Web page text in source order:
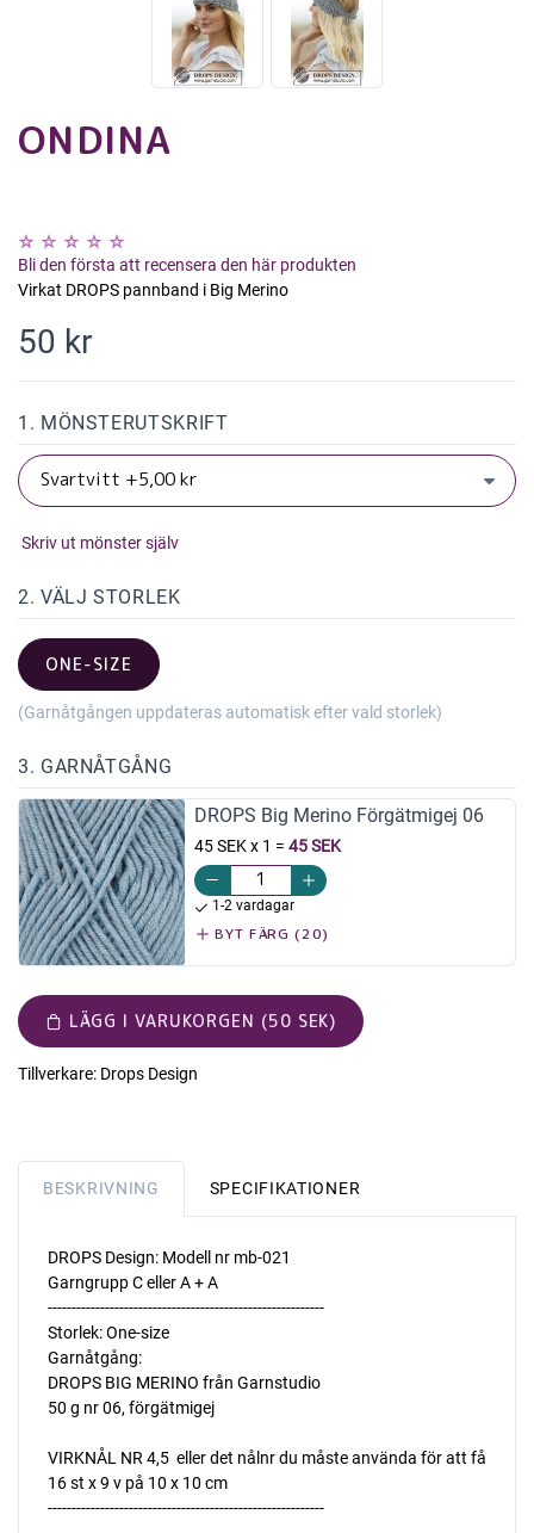
ONDINA
Bli den första att recensera den här produkten
Virkat DROPS pannband i Big Merino
50 kr
1. MÖNSTERUTSKRIFT
Skriv ut mönster själv
2. VÄLJ STORLEK
ONE-SIZE
(Garnåtgången uppdateras automatisk efter vald storlek)
3. GARNÅTGÅNG
DROPS Big Merino Förgätmigej 06
45 SEK x 1 = 45 SEK
1-2 vardagar
BYT FÄRG (20)
LÄGG I VARUKORGEN (50 SEK)
Tillverkare: Drops Design
BESKRIVNING SPECIFIKATIONER
DROPS Design: Modell nr mb-021
Garngrupp C eller A + A
----------------------------------------------------------
Storlek: One-size
Garnåtgång:
DROPS BIG MERINO från Garnstudio
50 g nr 06, förgätmigej
VIRKNÅL NR 4,5  eller det nålnr du måste använda för att få
16 st x 9 v på 10 x 10 cm
----------------------------------------------------------